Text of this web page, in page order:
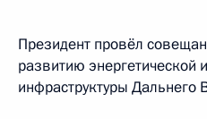
Президент провёл
развитию энергетической
инфраструктуры Дальнего